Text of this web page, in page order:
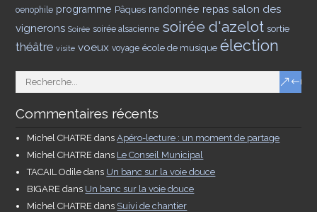
oenophile programme Pâques randonnée repas salon des
vignerons Soirée soirée alsacienne soirée d'azelot sortie
théâtre visite voeux voyage école de musique élection
Commentaires récents
Michel CHATRE dansApéro-lecture : un moment de partage
Michel CHATRE dans Le Conseil Municipal
TACAIL Odile dans Un banc sur la voie douce
BIGARE dans Un banc sur la voie douce
Michel CHATRE dans Suivi de chantier